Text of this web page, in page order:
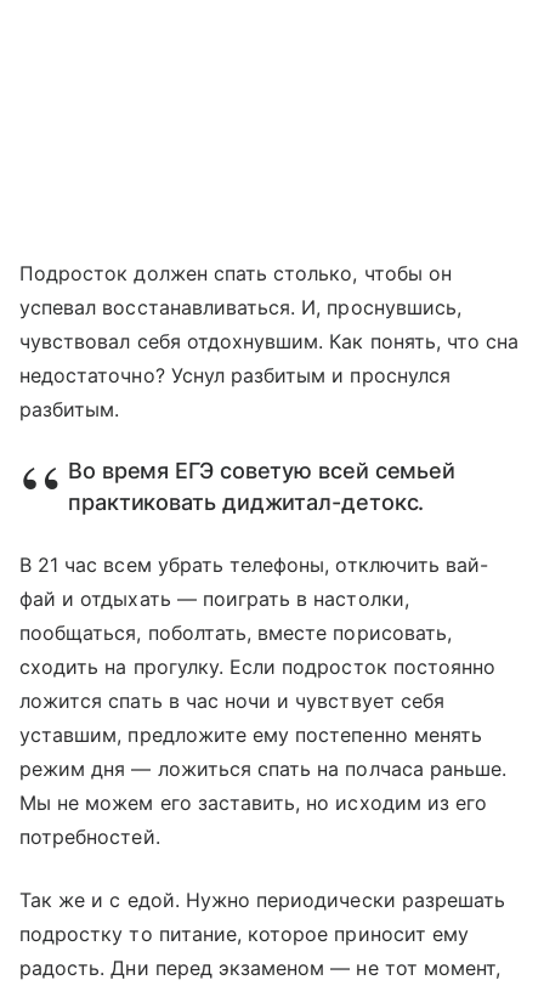
Подросток должен спать столько, чтобы он
успевал восстанавливаться. И, проснувшись,
чувствовал себя отдохнувшим. Как понять, что сна
недостаточно? Уснул разбитым и проснулся
разбитым.
Во время ЕГЭ советую всей семьей
практиковать диджитал-детокс.
В 21 час всем убрать телефоны, отключить вай-
фай и отдыхать — поиграть в настолки,
пообщаться, поболтать, вместе порисовать,
сходить на прогулку. Если подросток постоянно
ложится спать в час ночи и чувствует себя
уставшим, предложите ему постепенно менять
режим дня — ложиться спать на полчаса раньше.
Мы не можем его заставить, но исходим из его
потребностей.
Так же и с едой. Нужно периодически разрешать
подростку то питание, которое приносит ему
радость. Дни перед экзаменом — не тот момент,